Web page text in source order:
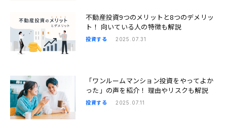
不動産投資9つのメリットと8つのデメリッ
ト！ 向いている人の特徴も解説
投資する 2025.07.31
「ワンルームマンション投資をやってよか
った」の声を紹介！ 理由やリスクも解説
投資する 2025.07.11